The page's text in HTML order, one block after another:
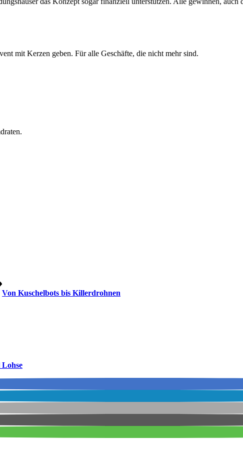
mit Kerzen geben. Für alle Geschäfte, die nicht mehr sind.
Von Kuschelbots bis Killerdrohnen